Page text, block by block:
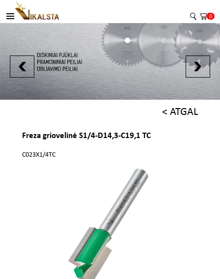
0
< ATGAL
Freza griovelinė S1/4-D14,3-C19,1 TC
C023X1/4TC